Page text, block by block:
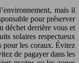
mais il
pour préserver
déchet derrière vous et
solaires respectueux
pour les coraux. Évitez
de pagayer dans les